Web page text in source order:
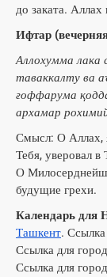
до заката. Аллах
Ифтар
Аллохумма лака
таваккалту ва
ғоффарума
архамар
Смысл: О Аллах,
Тебя, уверовал
О
будущие грехи.
Календарь для
Ташкент. Ссылка
Ссылка для
Ссылка для